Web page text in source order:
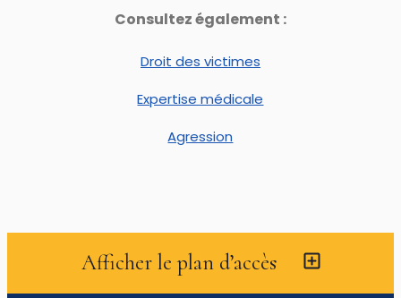
Consultez également :
Droit des victimes
Expertise médicale
Agression
Afficher le plan d’accès